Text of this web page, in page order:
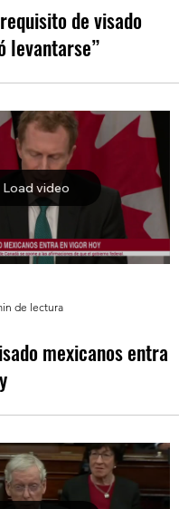
de lectura
de visado
levantarse”
Load video
mexicanos entra